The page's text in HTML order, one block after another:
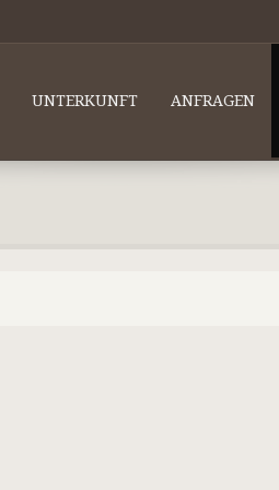
UNTERKUNFT ANFRAGEN